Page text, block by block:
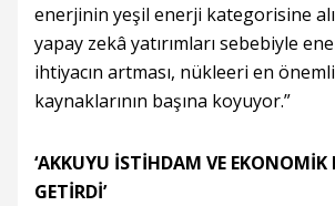
enerjinin yeşil enerji kategorisine
yapay zekâ yatırımları sebebiyle
ihtiyacın artması, nükleeri en
kaynaklarının başına koyuyor.”
‘AKKUYU İSTİHDAM VE EKONOMİK
GETİRDİ’